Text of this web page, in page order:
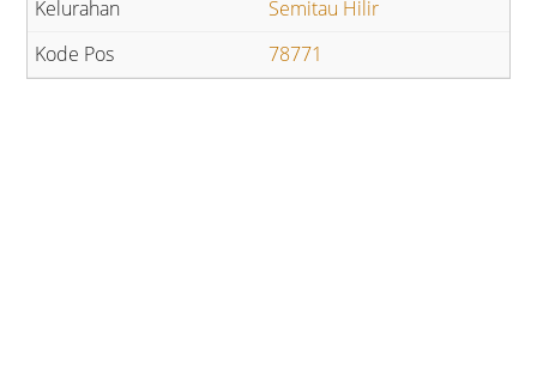
Semitau Hilir
78771